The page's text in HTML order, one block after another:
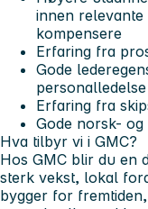
innen
kompensere
Erfaring fra
Gode
personalledelse
Erfaring fra
Gode norsk-
Hva tilbyr vi i GMC?
Hos GMC blir du en
sterk vekst, lokal
bygger for